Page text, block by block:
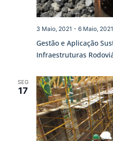
Gestão e Aplicação
Infraestruturas
3 Maio, 2021 - 6 Maio, 2021
SEG
17